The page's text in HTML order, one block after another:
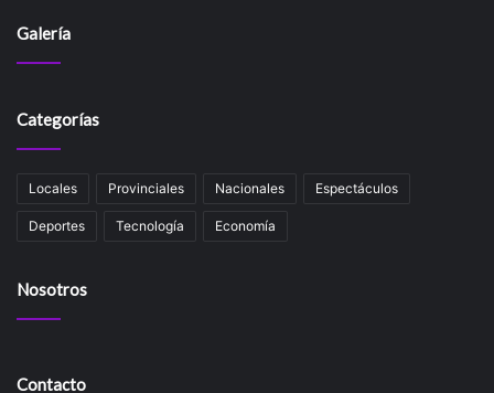
Galería
Categorías
Locales Provinciales Nacionales Espectáculos
Deportes Tecnología Economía
Nosotros
Contacto